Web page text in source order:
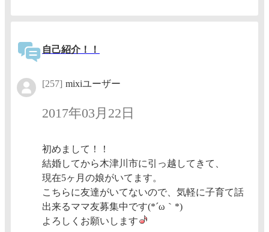
自己紹介！！
[257] mixiユーザー
2017年03月22日
初めまして！！
結婚してから木津川市に引っ越してきて、
現在5ヶ月の娘がいてます。
こちらに友達がいてないので、気軽に子育て話
出来るママ友募集中です(*´ω｀*)
よろしくお願いします